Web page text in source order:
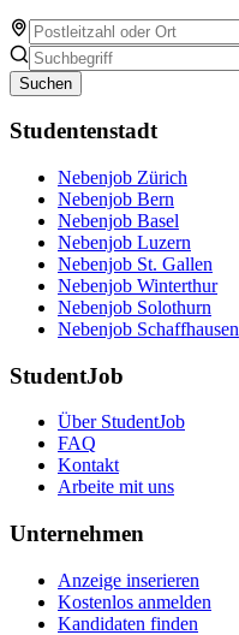
Suchen
Studentenstadt
Nebenjob Zürich
Nebenjob Bern
Nebenjob Basel
Nebenjob Luzern
Nebenjob St. Gallen
Nebenjob Winterthur
Nebenjob Solothurn
Nebenjob Schaffhausen
StudentJob
Über StudentJob
FAQ
Kontakt
Arbeite mit uns
Unternehmen
Anzeige inserieren
Kostenlos anmelden
Kandidaten finden